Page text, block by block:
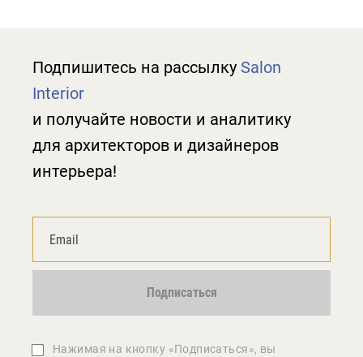
Подпишитесь на рассылку Salon
Interior
и получайте новости и аналитику
для архитекторов и дизайнеров
интерьера!
Подписаться
Нажимая на кнопку «Подписаться», вы